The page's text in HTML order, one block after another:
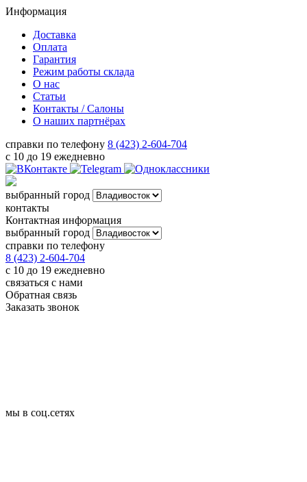
Информация
Доставка
Оплата
Гарантия
Режим работы склада
О нас
Статьи
Контакты / Салоны
О наших партнёрах
справки по телефону 8 (423) 2-604-704
с 10 до 19 ежедневно
выбранный город
контакты
Контактная информация
выбранный город
справки по телефону
8 (423) 2-604-704
с 10 до 19 ежедневно
связаться с нами
Обратная связь
Заказать звонок
мы в соц.сетях